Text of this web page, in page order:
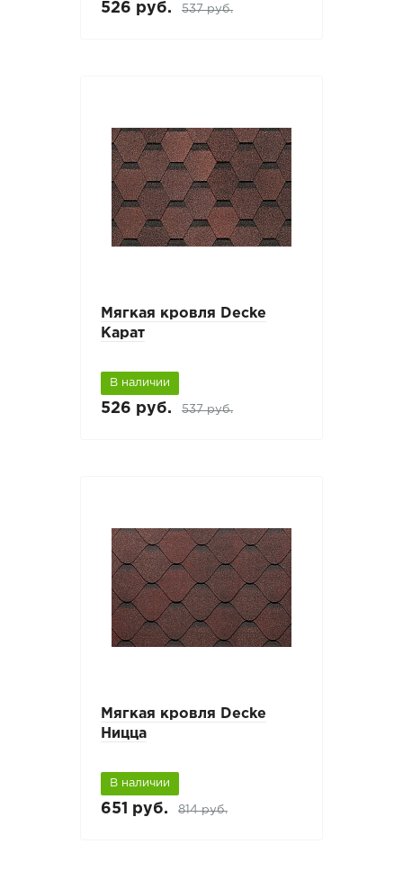
526 руб. 537 руб.
Мягкая кровля Decke
Карат
В наличии
526 руб. 537 руб.
Мягкая кровля Decke
Ницца
В наличии
651 руб. 814 руб.